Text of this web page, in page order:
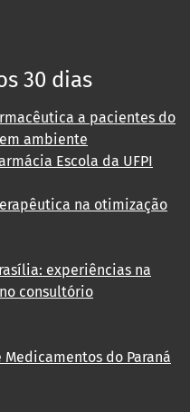
30 dias
a pacientes do
ambiente
Escola da UFPI
na otimização
experiências na
consultório
do Paraná